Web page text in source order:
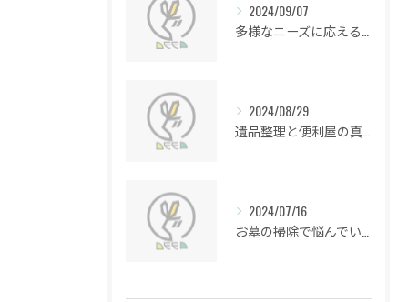
2024/09/07
2024/08/29
2024/07/16